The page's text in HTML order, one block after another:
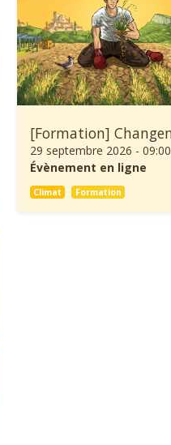
29 septembre 2026 - 09:00
Évènement en ligne
Climat Formation